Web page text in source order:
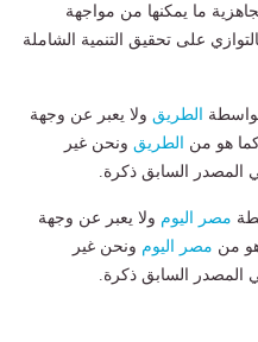
ما يمكنها من مواجهة
على تحقيق التنمية الشاملة
الطريق ولا يعبر عن وجهة
كما هو من الطريق ونحن غير
المصدر السابق ذكرة.
مصر اليوم ولا يعبر عن وجهة
هو من مصر اليوم ونحن غير
المصدر السابق ذكرة.